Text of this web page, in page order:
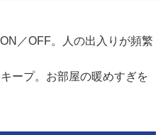
／OFF。人の出入りが頻繁
ープ。お部屋の暖めすぎを